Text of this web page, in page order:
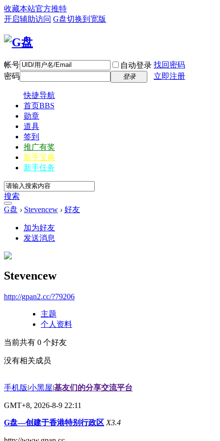
收藏本站官方推特
开启辅助访问 G盘切换到宽版
帐号 自动登录 找回密码
密码
登录 立即注册
快捷导航
首页BBS
勋章
道具
签到
推广有奖
新手宝典
新手任务
搜索
G盘 › Stevencew › 好友
加为好友
发送消息
Stevencew
http://gpan2.cc/?79206
主题
个人资料
当前共有 0 个好友
没有相关成员
手机版|小黑屋|基友们的分享交流平台
GMT+8, 2026-8-9 22:11
G盘—创建于香港特别行政区 X3.4